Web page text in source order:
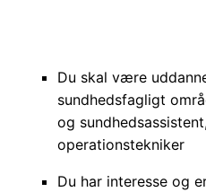
Du skal være
sundhedsfagligt
og
operationstekniker
Du har interesse og